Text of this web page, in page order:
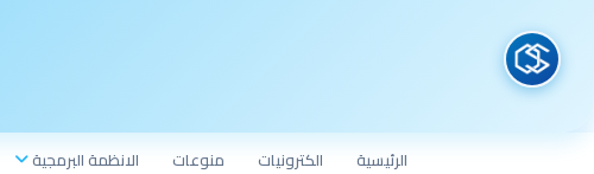
الرئيسية الكترونيات منوعات الانظمة البرمجية